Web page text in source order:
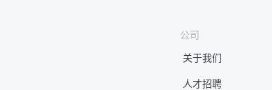
公司
关于我们
人才招聘